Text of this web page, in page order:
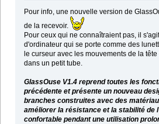
Pour info, une nouvelle version de
de la recevoir.
Pour ceux qui ne connaîtraient pas, il
d'ordinateur qui se porte comme des
le curseur avec les mouvements de la
dans un petit tube.
GlassOuse V1.4 reprend toutes les
précédente et présente un nouveau
branches construites avec des
améliorer la résistance et la stabilité de
confortable pendant une utilisation